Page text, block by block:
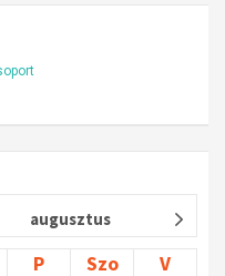
augusztus
P Szo V